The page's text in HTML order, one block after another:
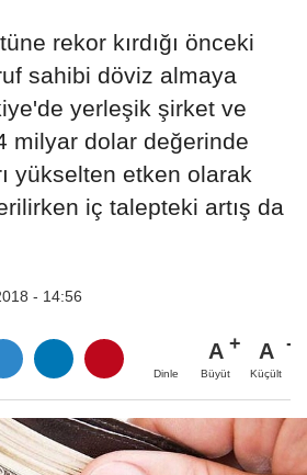
rekor kırdığı önceki
sahibi döviz almaya
yerleşik şirket ve
milyar dolar değerinde
yükselten etken olarak
iç talepteki artış da
- 14:56
Dinle
A
Büyüt
A
Küçült